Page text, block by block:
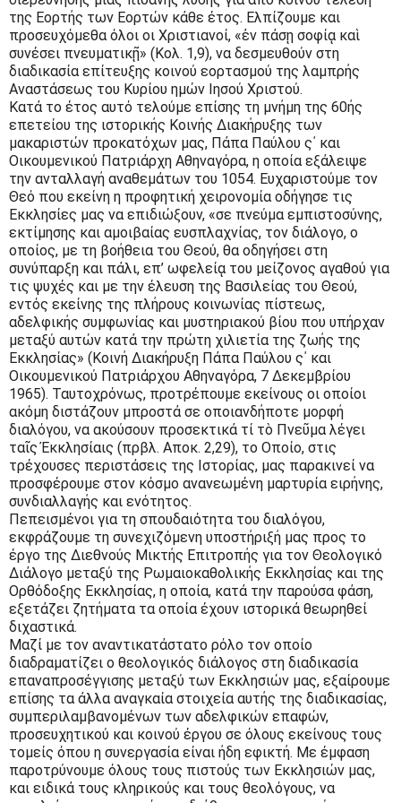
της Εορτής των Εορτών κάθε έτος. Ελπίζουμε και
προσευχόμεθα όλοι οι Χριστιανοί, «ἐν πάσῃ σοφίᾳ καὶ
συνέσει πνευματικῇ» (Κολ. 1,9), να δεσμευθούν στη
διαδικασία επίτευξης κοινού εορτασμού της λαμπρής
Αναστάσεως του Κυρίου ημών Ιησού Χριστού.
Κατά το έτος αυτό τελούμε επίσης τη μνήμη της 60ής
επετείου της ιστορικής Κοινής Διακήρυξης των
μακαριστών προκατόχων μας, Πάπα Παύλου ς΄ και
Οικουμενικού Πατριάρχη Αθηναγόρα, η οποία εξάλειψε
την ανταλλαγή αναθεμάτων του 1054. Ευχαριστούμε τον
Θεό που εκείνη η προφητική χειρονομία οδήγησε τις
Εκκλησίες μας να επιδιώξουν, «σε πνεύμα εμπιστοσύνης,
εκτίμησης και αμοιβαίας ευσπλαχνίας, τον διάλογο, ο
οποίος, με τη βοήθεια του Θεού, θα οδηγήσει στη
συνύπαρξη και πάλι, επ’ ωφελείᾳ του μείζονος αγαθού για
τις ψυχές και με την έλευση της Βασιλείας του Θεού,
εντός εκείνης της πλήρους κοινωνίας πίστεως,
αδελφικής συμφωνίας και μυστηριακού βίου που υπήρχαν
μεταξύ αυτών κατά την πρώτη χιλιετία της ζωής της
Εκκλησίας» (Κοινή Διακήρυξη Πάπα Παύλου ς΄ και
Οικουμενικού Πατριάρχου Αθηναγόρα, 7 Δεκεμβρίου
1965). Ταυτοχρόνως, προτρέπουμε εκείνους οι οποίοι
ακόμη διστάζουν μπροστά σε οποιανδήποτε μορφή
διαλόγου, να ακούσουν προσεκτικά τί τὸ Πνεῦμα λέγει
ταῖς Ἐκκλησίαις (πρβλ. Αποκ. 2,29), το Οποίο, στις
τρέχουσες περιστάσεις της Ιστορίας, μας παρακινεί να
προσφέρουμε στον κόσμο ανανεωμένη μαρτυρία ειρήνης,
συνδιαλλαγής και ενότητος.
Πεπεισμένοι για τη σπουδαιότητα του διαλόγου,
εκφράζουμε τη συνεχιζόμενη υποστήριξή μας προς το
έργο της Διεθνούς Μικτής Επιτροπής για τον Θεολογικό
Διάλογο μεταξύ της Ρωμαιοκαθολικής Εκκλησίας και της
Ορθόδοξης Εκκλησίας, η οποία, κατά την παρούσα φάση,
εξετάζει ζητήματα τα οποία έχουν ιστορικά θεωρηθεί
διχαστικά.
Μαζί με τον αναντικατάστατο ρόλο τον οποίο
διαδραματίζει ο θεολογικός διάλογος στη διαδικασία
επαναπροσέγγισης μεταξύ των Εκκλησιών μας, εξαίρουμε
επίσης τα άλλα αναγκαία στοιχεία αυτής της διαδικασίας,
συμπεριλαμβανομένων των αδελφικών επαφών,
προσευχητικού και κοινού έργου σε όλους εκείνους τους
τομείς όπου η συνεργασία είναι ήδη εφικτή. Με έμφαση
παροτρύνουμε όλους τους πιστούς των Εκκλησιών μας,
και ειδικά τους κληρικούς και τους θεολόγους, να